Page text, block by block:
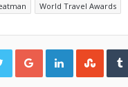
World Travel Awards
Twitter Google+ LinkedIn StumbleUpon